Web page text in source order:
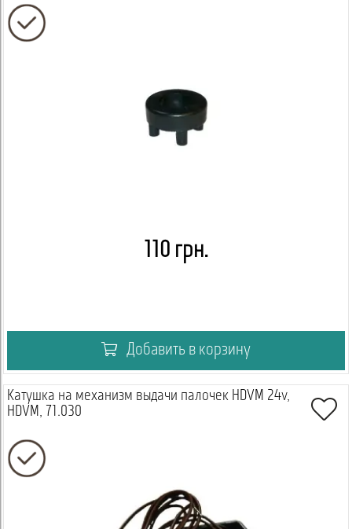
110 грн.
Добавить в корзину
Катушка на механизм выдачи палочек HDVM 24v,
HDVM, 71.030